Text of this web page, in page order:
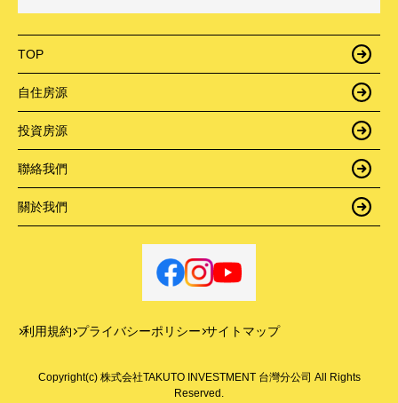
TOP
自住房源
投資房源
聯絡我們
關於我們
利用規約 プライバシーポリシー サイトマップ
Copyright(c) 株式会社TAKUTO INVESTMENT 台灣分公司 All Rights
Reserved.